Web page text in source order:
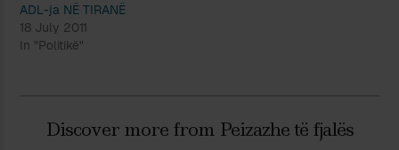
ADL-ja NË TIRANË
18 July 2011
In "Politikë"
Discover more from Peizazhe të fjalës